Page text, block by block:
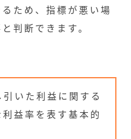
ため、指標が悪い場
判断できます。
いた利益に関する
益率を表す基本的